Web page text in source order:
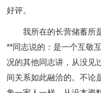
好评。
我所在的长营储蓄所
**同志说的：是一个互敬
况的其他同志讲，从没见
间关系如此融洽的。不论